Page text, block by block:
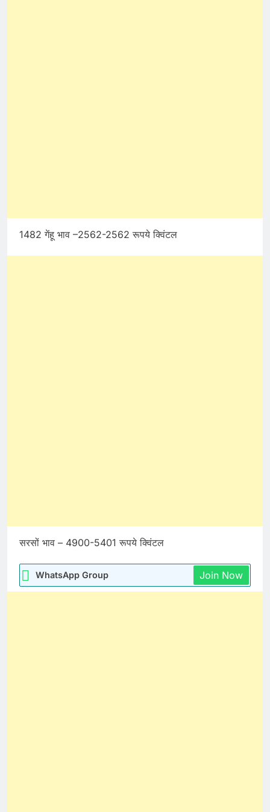
1482 गेंहू भाव –2562-2562 रूपये क्विंटल
सरसों भाव – 4900-5401 रूपये क्विंटल
WhatsApp Group Join Now